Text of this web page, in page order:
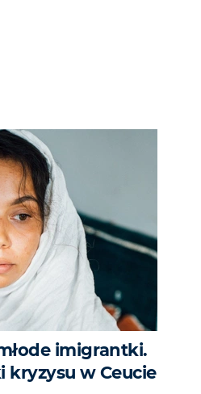
imigrantki.
kryzysu w Ceucie